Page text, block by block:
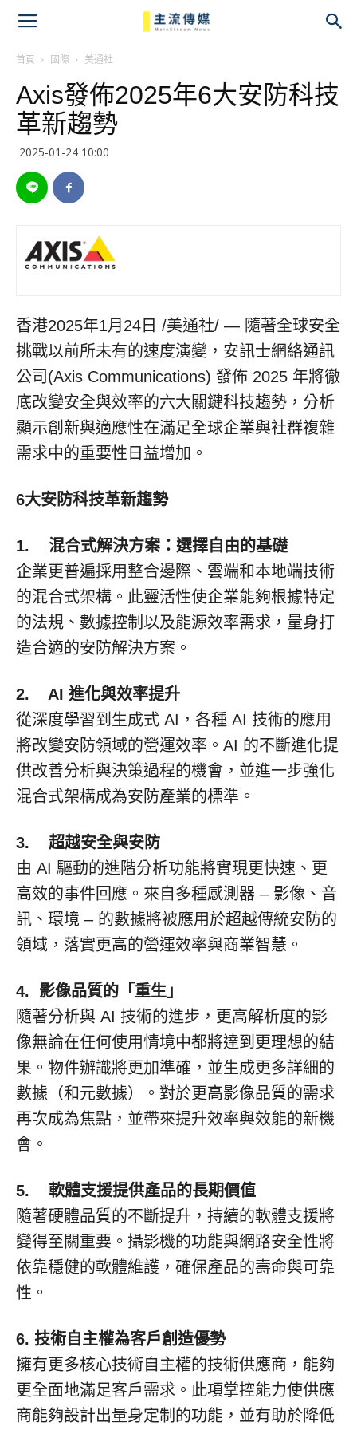
首頁 國際 美通社
Axis發佈2025年6大安防科技
革新趨勢
2025-01-24 10:00
香港2025年1月24日 /美通社/ — 隨著全球安全
挑戰以前所未有的速度演變，安訊士網絡通訊
公司(Axis Communications) 發佈 2025 年將徹
底改變安全與效率的六大關鍵科技趨勢，分析
顯示創新與適應性在滿足全球企業與社群複雜
需求中的重要性日益增加。
6大安防科技革新趨勢
1. 混合式解決方案：選擇自由的基礎
企業更普遍採用整合邊際、雲端和本地端技術
的混合式架構。此靈活性使企業能夠根據特定
的法規、數據控制以及能源效率需求，量身打
造合適的安防解決方案。
2. AI 進化與效率提升
從深度學習到生成式 AI，各種 AI 技術的應用
將改變安防領域的營運效率。AI 的不斷進化提
供改善分析與決策過程的機會，並進一步強化
混合式架構成為安防產業的標準。
3. 超越安全與安防
由 AI 驅動的進階分析功能將實現更快速、更
高效的事件回應。來自多種感測器 – 影像、音
訊、環境 – 的數據將被應用於超越傳統安防的
領域，落實更高的營運效率與商業智慧。
4. 影像品質的「重生」
隨著分析與 AI 技術的進步，更高解析度的影
像無論在任何使用情境中都將達到更理想的結
果。物件辦識將更加準確，並生成更多詳細的
數據（和元數據）。對於更高影像品質的需求
再次成為焦點，並帶來提升效率與效能的新機
會。
5. 軟體支援提供產品的長期價值
隨著硬體品質的不斷提升，持續的軟體支援將
變得至關重要。攝影機的功能與網路安全性將
依靠穩健的軟體維護，確保產品的壽命與可靠
性。
6. 技術自主權為客戶創造優勢
擁有更多核心技術自主權的技術供應商，能夠
更全面地滿足客戶需求。此項掌控能力使供應
商能夠設計出量身定制的功能，並有助於降低